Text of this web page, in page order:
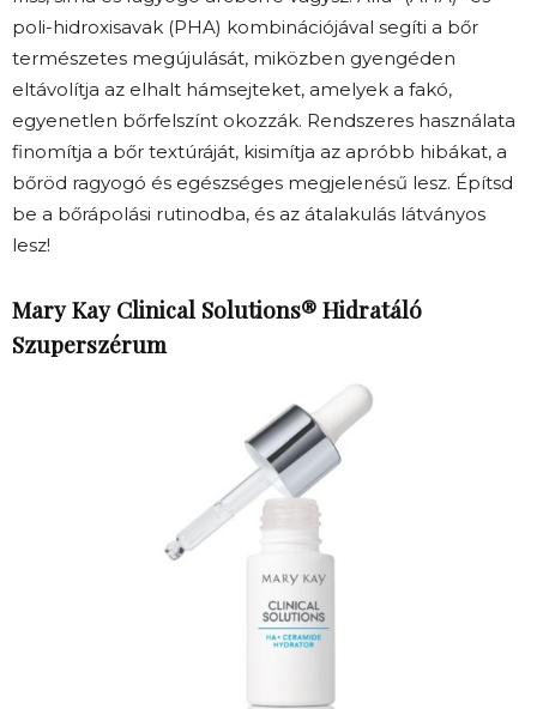
poli-hidroxisavak (PHA) kombinációjával segíti a bőr
természetes megújulását, miközben gyengéden
eltávolítja az elhalt hámsejteket, amelyek a fakó,
egyenetlen bőrfelszínt okozzák. Rendszeres használata
finomítja a bőr textúráját, kisimítja az apróbb hibákat, a
bőröd ragyogó és egészséges megjelenésű lesz. Építsd
be a bőrápolási rutinodba, és az átalakulás látványos
lesz!
Mary Kay Clinical Solutions® Hidratáló
Szuperszérum